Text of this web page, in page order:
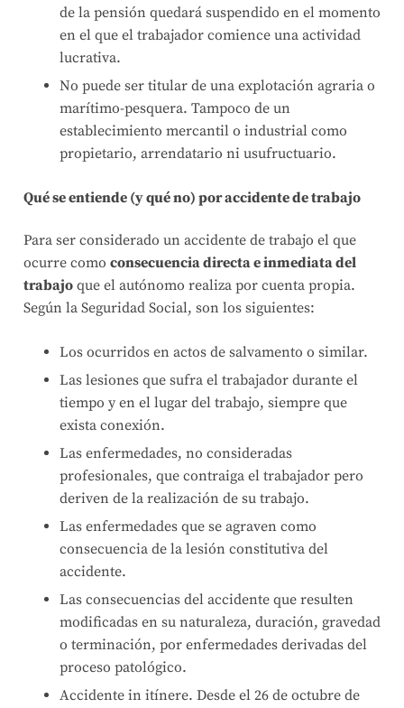
de la pensión quedará suspendido en el momento
en el que el trabajador comience una actividad
lucrativa.
No puede ser titular de una explotación agraria o
marítimo-pesquera. Tampoco de un
establecimiento mercantil o industrial como
propietario, arrendatario ni usufructuario.
Qué se entiende (y qué no) por accidente de trabajo
Para ser considerado un accidente de trabajo el que
ocurre como consecuencia directa e inmediata del
trabajo que el autónomo realiza por cuenta propia.
Según la Seguridad Social, son los siguientes:
Los ocurridos en actos de salvamento o similar.
Las lesiones que sufra el trabajador durante el
tiempo y en el lugar del trabajo, siempre que
exista conexión.
Las enfermedades, no consideradas
profesionales, que contraiga el trabajador pero
deriven de la realización de su trabajo.
Las enfermedades que se agraven como
consecuencia de la lesión constitutiva del
accidente.
Las consecuencias del accidente que resulten
modificadas en su naturaleza, duración, gravedad
o terminación, por enfermedades derivadas del
proceso patológico.
Accidente in itínere. Desde el 26 de octubre de